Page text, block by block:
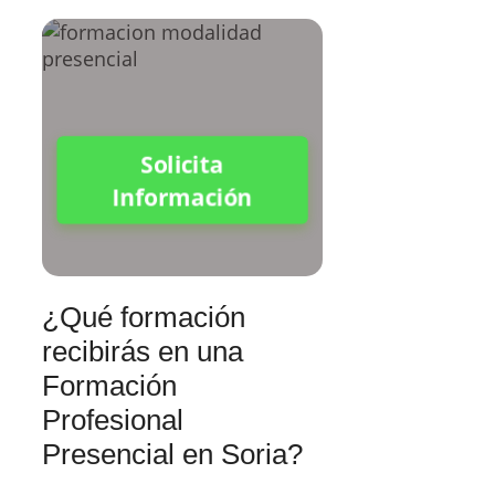
Solicita
Información
¿Qué formación
recibirás en una
Formación
Profesional
Presencial en Soria?